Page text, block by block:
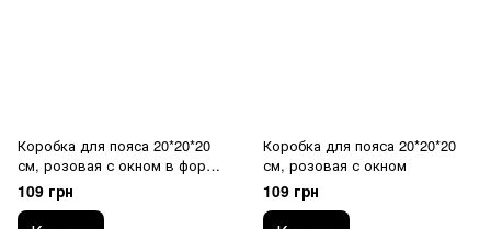
Коробка для пояса 20*20*20
см, розовая с окном в форме
зайчика
109 грн
Коробка для пояса 20*20*20
см, розовая с окном
109 грн